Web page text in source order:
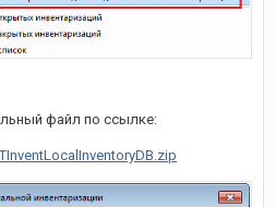
файл по ссылке: